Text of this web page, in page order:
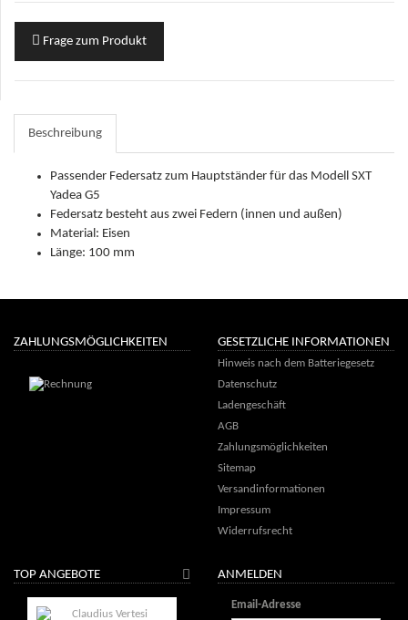
Frage zum Produkt
Beschreibung
Passender Federsatz zum Hauptständer für das Modell SXT
Yadea G5
Federsatz besteht aus zwei Federn (innen und außen)
Material: Eisen
Länge: 100 mm
ZAHLUNGSMÖGLICHKEITEN GESETZLICHE INFORMATIONEN
Hinweis nach dem Batteriegesetz
Datenschutz
Ladengeschäft
AGB
Zahlungsmöglichkeiten
Sitemap
Versandinformationen
Impressum
Widerrufsrecht
TOP ANGEBOTE ANMELDEN
Email-Adresse